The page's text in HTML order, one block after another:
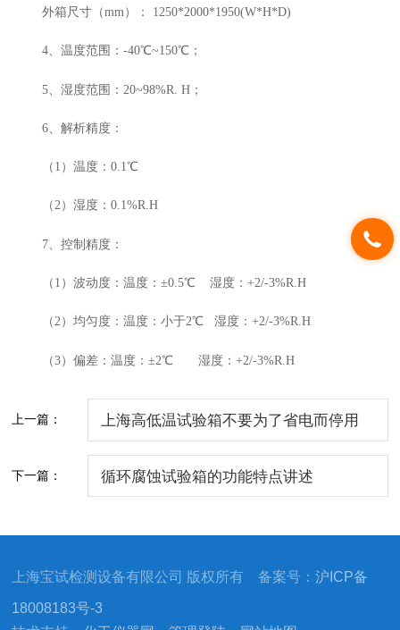
外箱尺寸（mm）： 1250*2000*1950(W*H*D)
4、温度范围：-40℃~150℃；
5、湿度范围：20~98%R. H；
6、解析精度：
（1）温度：0.1℃
（2）湿度：0.1%R.H
7、控制精度：
（1）波动度：温度：±0.5℃ 湿度：+2/-3%R.H
（2）均匀度：温度：小于2℃ 湿度：+2/-3%R.H
（3）偏差：温度：±2℃ 湿度：+2/-3%R.H
上一篇： 上海高低温试验箱不要为了省电而停用
下一篇： 循环腐蚀试验箱的功能特点讲述
上海宝试检测设备有限公司 版权所有 备案号：沪ICP备
18008183号-3